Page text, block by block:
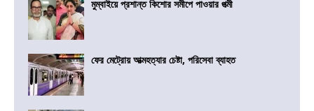
মুম্বাইয়ে প্রশান্ত কিশোর সমীপে পাওয়ার পত্মী
ফের মেট্রোয় আত্মহত্যার চেষ্টা, পরিসেবা ব্যাহত